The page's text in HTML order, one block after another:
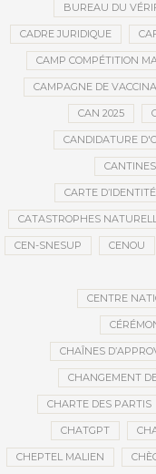
BUREAU DU
CADRE JURIDIQUE
CAMP COMPÉTITION
CAMPAGNE DE
CAN 2025
CANDIDATURE
CARTE
CATASTROPHES
CEN-SNESUP CENOU
CENTRE
CHAÎNES
CHANGEMENT
CHARTE DES PARTIS
CHATGPT
CHEPTEL MALIEN